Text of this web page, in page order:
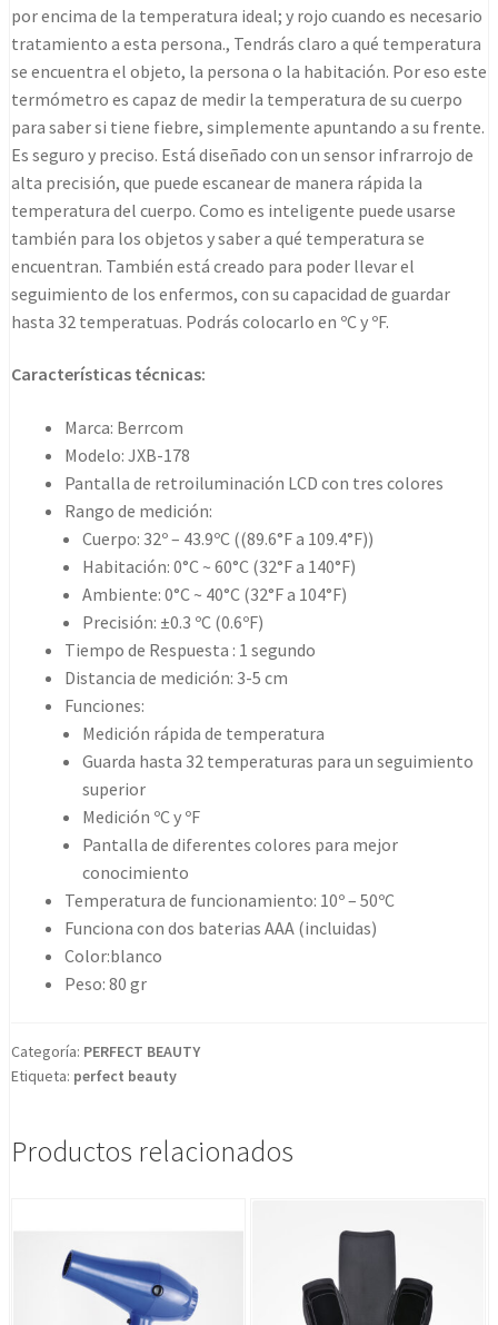
por encima de la temperatura ideal; y rojo cuando es necesario
tratamiento a esta persona., Tendrás claro a qué temperatura
se encuentra el objeto, la persona o la habitación. Por eso este
termómetro es capaz de medir la temperatura de su cuerpo
para saber si tiene fiebre, simplemente apuntando a su frente.
Es seguro y preciso. Está diseñado con un sensor infrarrojo de
alta precisión, que puede escanear de manera rápida la
temperatura del cuerpo. Como es inteligente puede usarse
también para los objetos y saber a qué temperatura se
encuentran. También está creado para poder llevar el
seguimiento de los enfermos, con su capacidad de guardar
hasta 32 temperatuas. Podrás colocarlo en ºC y ºF.
Características técnicas:
Marca: Berrcom
Modelo: JXB-178
Pantalla de retroiluminación LCD con tres colores
Rango de medición:
Cuerpo: 32º – 43.9ºC ((89.6°F a 109.4°F))
Habitación: 0°C ~ 60°C (32°F a 140°F)
Ambiente: 0°C ~ 40°C (32°F a 104°F)
Precisión: ±0.3 ºC (0.6ºF)
Tiempo de Respuesta : 1 segundo
Distancia de medición: 3-5 cm
Funciones:
Medición rápida de temperatura
Guarda hasta 32 temperaturas para un seguimiento
superior
Medición ºC y ºF
Pantalla de diferentes colores para mejor
conocimiento
Temperatura de funcionamiento: 10º – 50ºC
Funciona con dos baterias AAA (incluidas)
Color:blanco
Peso: 80 gr
Categoría: PERFECT BEAUTY
Etiqueta: perfect beauty
Productos relacionados